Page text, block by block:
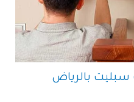
بالرياض